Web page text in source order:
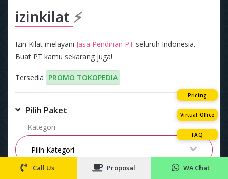
izinkilat ⚡
Izin Kilat melayani Jasa Pendirian PT seluruh Indonesia.
Buat PT kamu sekarang juga!
Tersedia PROMO TOKOPEDIA
Pilih Paket
Kategori
Pricing
Virtual Office
FAQ
Call Us Proposal WA Chat